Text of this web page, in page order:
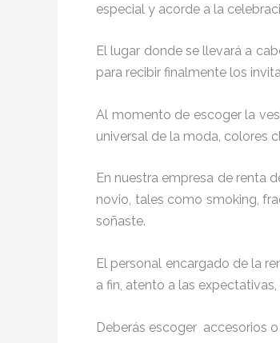
especial y acorde a la
El lugar donde se llevará a
para recibir finalmente los
Al momento de escoger la
universal de la moda, colores
En nuestra empresa de renta
novio, tales como smoking,
soñaste.
El personal encargado de la
a fin, atento a las
Deberás escoger accesorios